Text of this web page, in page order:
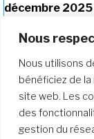
Nous
Nous utilisons
bénéficiez de
site web. Les
des
gestion du
décembre 2025
Célébration
avec un roman